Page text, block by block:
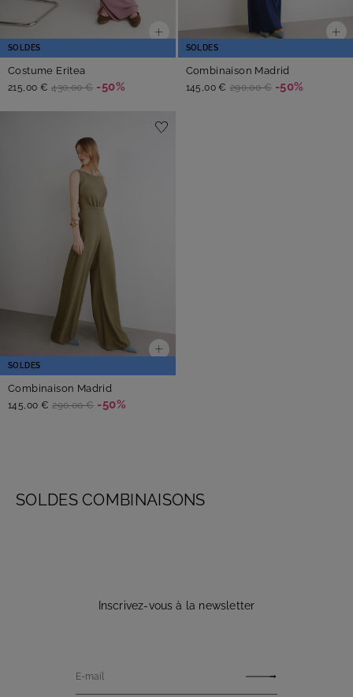
SOLDES
Costume Eritea
215,00 € 430,00 € -50%
SOLDES
Combinaison Madrid
145,00 € 290,00 € -50%
SOLDES
Combinaison Madrid
145,00 € 290,00 € -50%
SOLDES COMBINAISONS
Inscrivez-vous à la newsletter
E-mail